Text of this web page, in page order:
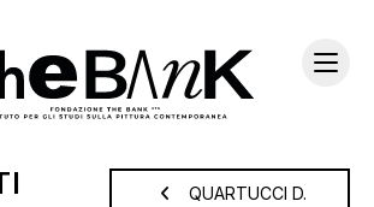
QUARTUCCI D.